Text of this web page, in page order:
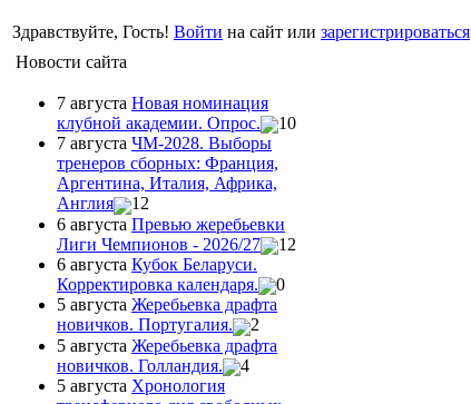
Здравствуйте, Гость! Войти на сайт или зарегистрироваться
Новости сайта
7 августа Новая номинация
клубной академии. Опрос.
10
7 августа ЧМ-2028. Выборы
тренеров сборных: Франция,
Аргентина, Италия, Африка,
Англия
12
6 августа Превью жеребьевки
Лиги Чемпионов - 2026/27
12
6 августа Кубок Беларуси.
Корректировка календаря.
0
5 августа Жеребьевка драфта
новичков. Португалия.
2
5 августа Жеребьевка драфта
новичков. Голландия.
4
5 августа Хронология